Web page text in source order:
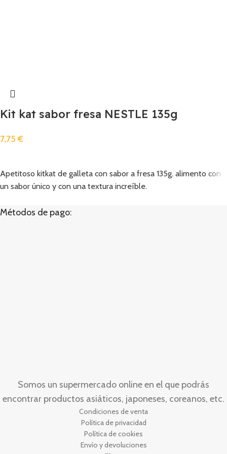
Kit kat sabor fresa NESTLE 135g
7,75€
Apetitoso kitkat de galleta con sabor a fresa 135g. alimento con
un sabor único y con una textura increíble.
Métodos de pago:
Somos un supermercado online en el que podrás
encontrar productos asiáticos, japoneses, coreanos, etc.
Condiciones de venta
Política de privacidad
Política de cookies
Envío y devoluciones